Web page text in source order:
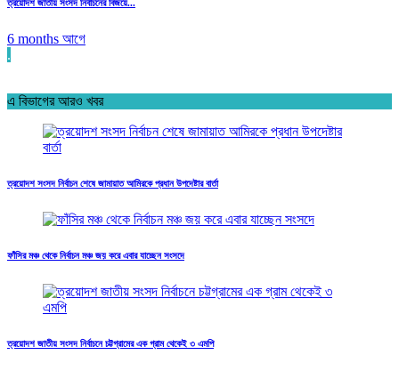
ত্রয়োদশ জাতীয় সংসদ নির্বাচনের বিজয়ে...
6 months আগে
.
এ বিভাগের আরও খবর
ত্রয়োদশ সংসদ নির্বাচন শেষে জামায়াত আমিরকে প্রধান উপদেষ্টার বার্তা
ফাঁসির মঞ্চ থেকে নির্বাচন মঞ্চ জয় করে এবার যাচ্ছেন সংসদে
ত্রয়োদশ জাতীয় সংসদ নির্বাচনে চট্টগ্রামের এক গ্রাম থেকেই ৩ এমপি